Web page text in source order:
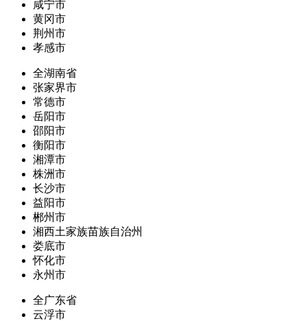
咸宁市
黄冈市
荆州市
孝感市
全湖南省
张家界市
常德市
岳阳市
邵阳市
衡阳市
湘潭市
株洲市
长沙市
益阳市
郴州市
湘西土家族苗族自治州
娄底市
怀化市
永州市
全广东省
云浮市